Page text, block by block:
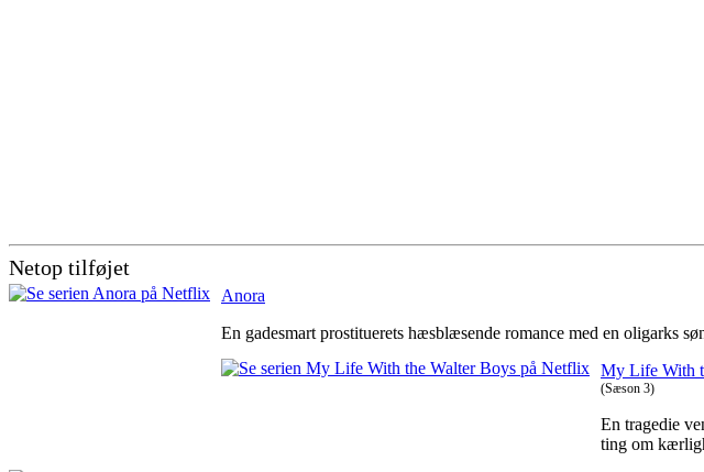
Netop tilføjet
Anora
En gadesmart prostituerets hæsblæsende romance med en oligarks
My Life With
(Sæson 3)
En tragedie
ting om